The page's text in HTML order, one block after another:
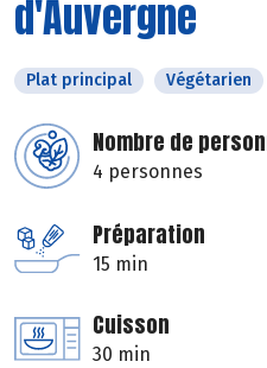
d'Auvergne
Plat principal Végétarien
Nombre de
4 personnes
Préparation
15 min
Cuisson
30 min